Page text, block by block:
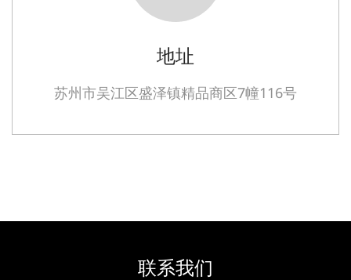
地址
苏州市吴江区盛泽镇精品商区7幢116号
联系我们